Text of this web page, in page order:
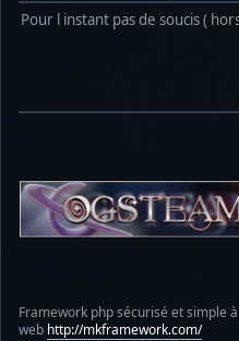
Pour l instant pas de soucis (
Framework php sécurisé et simple
web http://mkframework.com/